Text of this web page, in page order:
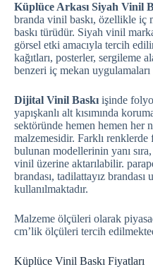
Küplüce Arkası Siyah Vinil
branda vinil baskı, özellikle iç
baskı türüdür. Siyah vinil
görsel etki amacıyla tercih
kağıtları, posterler, sergileme
benzeri iç mekan
Dijital Vinil Baskı işinde
yapışkanlı alt kısımında
sektöründe hemen hemen her
malzemesidir. Farklı
bulunan modellerinin yanı
vinil üzerine aktarılabilir.
brandası, tadilattayız brandası
kullanılmaktadır.
Malzeme ölçüleri olarak
cm’lik ölçüleri tercih
Küplüce Vinil Baskı Fiyatları